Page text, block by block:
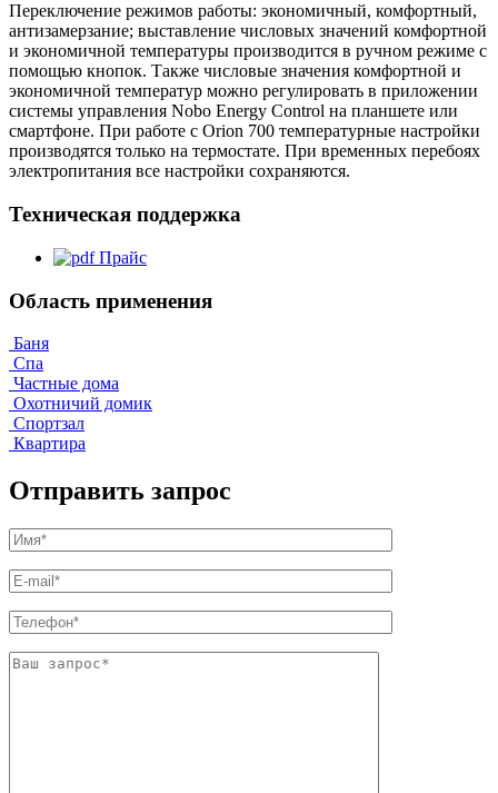
Переключение режимов работы: экономичный, комфортный,
антизамерзание; выставление числовых значений комфортной
и экономичной температуры производится в ручном режиме с
помощью кнопок. Также числовые значения комфортной и
экономичной температур можно регулировать в приложении
системы управления Nobo Energy Control на планшете или
смартфоне. При работе с Orion 700 температурные настройки
производятся только на термостате. При временных перебоях
электропитания все настройки сохраняются.
Техническая поддержка
Прайс
Область применения
Баня
Спа
Частные дома
Охотничий домик
Спортзал
Квартира
Отправить запрос